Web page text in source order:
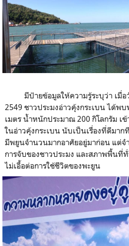
มีป้ายข้อมูลให้ความรู้ระบุว่า เมื่อ
2549 ชาวประมงอ่าวคุ้งกระเบน ได้พ
เมตร น้ำหนักประมาณ 200 กิโลกรัม เ
ในอ่าวคุ้งกระเบน นับเป็นเรื่องที่ดีมาก
มีพยูนจำนวนมากอาศัยอยู่มาก่อน แต่จ
การจับของชาวประมง และสภาพพื้นที่
ไม่เอื้อต่อการใช้ชีวิตของพะยูน